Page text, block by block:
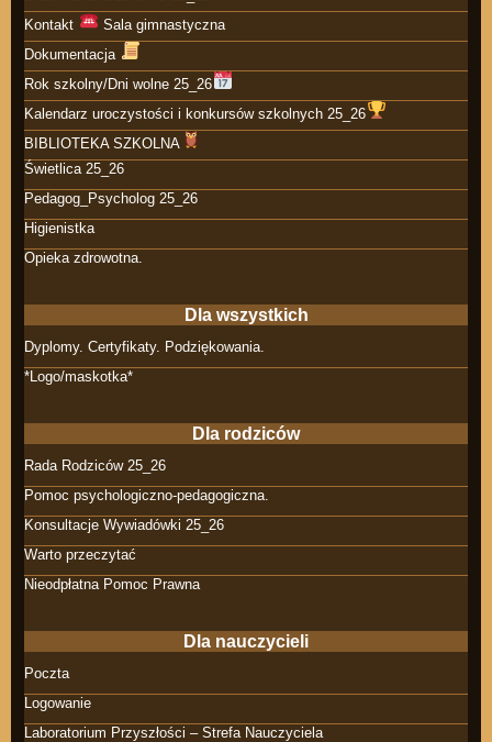
Kontakt
Sala gimnastyczna
Dokumentacja
Rok szkolny/Dni wolne 25_26
Kalendarz uroczystości i konkursów szkolnych 25_26
BIBLIOTEKA SZKOLNA
Świetlica 25_26
Pedagog_Psycholog 25_26
Higienistka
Opieka zdrowotna.
Dla wszystkich
Dyplomy. Certyfikaty. Podziękowania.
*Logo/maskotka*
Dla rodziców
Rada Rodziców 25_26
Pomoc psychologiczno-pedagogiczna.
Konsultacje Wywiadówki 25_26
Warto przeczytać
Nieodpłatna Pomoc Prawna
Dla nauczycieli
Poczta
Logowanie
Laboratorium Przyszłości – Strefa Nauczyciela